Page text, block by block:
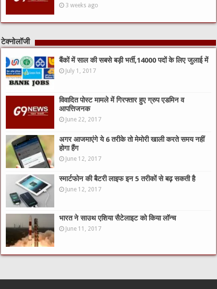
3 weeks ago
टेक्नोलॉजी
बैंकों में साल की सबसे बड़ी भर्ती,14000 पदों के लिए जुलाई में
July 1, 2017
विवादित पोस्ट मामले में गिरफ्तार हुए ग्रुप एडमिन व
आपत्तिजनक
June 22, 2017
अगर आजमाएंगे ये 6 तरीके तो मेमोरी खाली करते समय नहीं
होगा हैंग
June 12, 2017
स्मार्टफोन की बैटरी लाइफ इन 5 तरीकों से बढ़ सकती है
June 12, 2017
भारत ने साउथ एशिया सैटेलाइट को किया लॉन्च
June 11, 2017